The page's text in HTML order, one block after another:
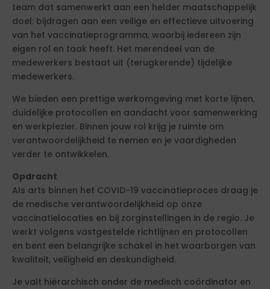
team dat samenwerkt aan een helder maatschappelijk
doel: bijdragen aan een veilige en effectieve uitvoering
van het vaccinatieprogramma, waarbij iedereen zijn
eigen rol en taak heeft. Het merendeel van de
medewerkers bestaat uit (terugkerende) tijdelijke
medewerkers.
We bieden een prettige werkomgeving met korte lijnen,
duidelijke protocollen en aandacht voor samenwerking
en werkplezier. Binnen jouw rol krijg je ruimte om
verantwoordelijkheid te nemen en je vaardigheden
verder te ontwikkelen.
Opdracht
Als arts binnen het COVID-19 vaccinatieproces draag je
de medische verantwoordelijkheid op onze
vaccinatielocaties en bij zorginstellingen in de regio. Je
werkt volgens vastgestelde richtlijnen en protocollen
en bent een belangrijke schakel in het waarborgen van
kwaliteit, veiligheid en deskundigheid.
Je valt hiërarchisch onder de medisch coördinator en